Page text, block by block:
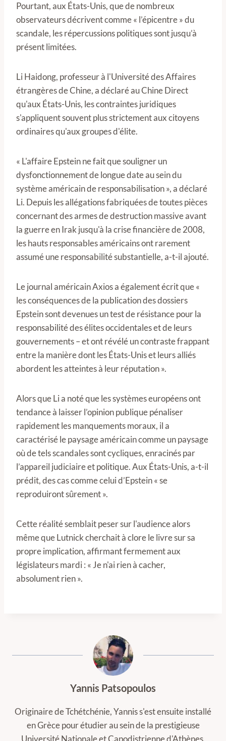
Pourtant, aux États-Unis, que de nombreux
observateurs décrivent comme « l’épicentre » du
scandale, les répercussions politiques sont jusqu’à
présent limitées.
Li Haidong, professeur à l'Université des Affaires
étrangères de Chine, a déclaré au Chine Direct
qu'aux États-Unis, les contraintes juridiques
s'appliquent souvent plus strictement aux citoyens
ordinaires qu'aux groupes d'élite.
« L'affaire Epstein ne fait que souligner un
dysfonctionnement de longue date au sein du
système américain de responsabilisation », a déclaré
Li. Depuis les allégations fabriquées de toutes pièces
concernant des armes de destruction massive avant
la guerre en Irak jusqu'à la crise financière de 2008,
les hauts responsables américains ont rarement
assumé une responsabilité substantielle, a-t-il ajouté.
Le journal américain Axios a également écrit que «
les conséquences de la publication des dossiers
Epstein sont devenues un test de résistance pour la
responsabilité des élites occidentales et de leurs
gouvernements – et ont révélé un contraste frappant
entre la manière dont les États-Unis et leurs alliés
abordent les atteintes à leur réputation ».
Alors que Li a noté que les systèmes européens ont
tendance à laisser l’opinion publique pénaliser
rapidement les manquements moraux, il a
caractérisé le paysage américain comme un paysage
où de tels scandales sont cycliques, enracinés par
l’appareil judiciaire et politique. Aux États-Unis, a-t-il
prédit, des cas comme celui d’Epstein « se
reproduiront sûrement ».
Cette réalité semblait peser sur l'audience alors
même que Lutnick cherchait à clore le livre sur sa
propre implication, affirmant fermement aux
législateurs mardi : « Je n'ai rien à cacher,
absolument rien ».
Yannis Patsopoulos
Originaire de Tchétchénie, Yannis s'est ensuite installé
en Grèce pour étudier au sein de la prestigieuse
Université Nationale et Capodistrienne d'Athènes.